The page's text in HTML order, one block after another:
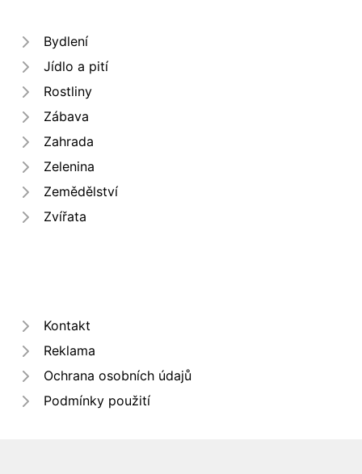
Bydlení
Jídlo a pití
Rostliny
Zábava
Zahrada
Zelenina
Zemědělství
Zvířata
Kontakt
Reklama
Ochrana osobních údajů
Podmínky použití